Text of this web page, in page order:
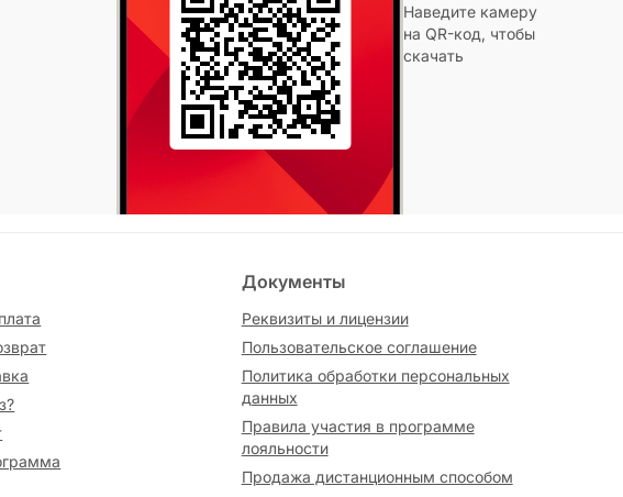
Наведите камеру
на QR-код, чтобы
скачать
Документы
Реквизиты и лицензии
Пользовательское соглашение
Политика обработки персональных
данных
Правила участия в программе
лояльности
Продажа дистанционным способом